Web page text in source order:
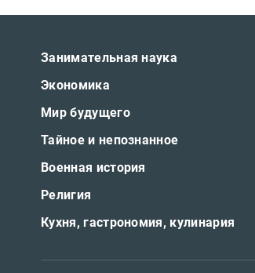
Занимательная наука
Экономика
Мир будущего
Тайное и непознанное
Военная история
Религия
Кухня, гастрономия, кулинария